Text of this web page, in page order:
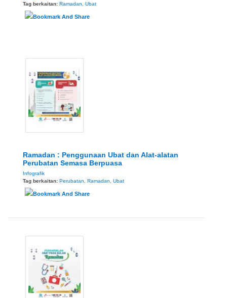
Tag berkaitan: Ramadan, Ubat
Ramadan : Penggunaan Ubat dan Alat-alatan
Perubatan Semasa Berpuasa
Infografik
Tag berkaitan: Perubatan Ramadan Ubat